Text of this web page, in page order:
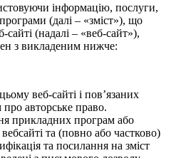
інформацію, послуги,
(далі – «зміст»), що
(надалі – «веб-сайт»),
з викладеним нижче:
веб-сайті і пов’язаних
авторське право.
прикладних програм або
та (повно або частково)
та посилання на зміст